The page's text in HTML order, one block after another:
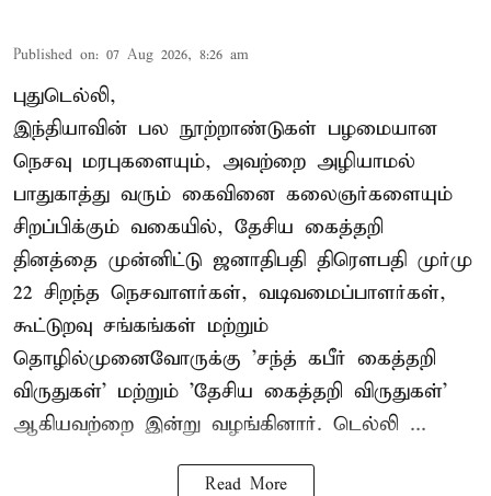
Published on: 07 Aug 2026, 8:26 am
புதுடெல்லி,
இந்தியாவின் பல நூற்றாண்டுகள் பழமையான
நெசவு மரபுகளையும், அவற்றை அழியாமல்
பாதுகாத்து வரும் கைவினை கலைஞர்களையும்
சிறப்பிக்கும் வகையில், தேசிய கைத்தறி
தினத்தை முன்னிட்டு ஜனாதிபதி திரௌபதி முர்மு
22 சிறந்த நெசவாளர்கள், வடிவமைப்பாளர்கள்,
கூட்டுறவு சங்கங்கள் மற்றும்
தொழில்முனைவோருக்கு 'சந்த் கபீர் கைத்தறி
விருதுகள்' மற்றும் 'தேசிய கைத்தறி விருதுகள்'
ஆகியவற்றை இன்று வழங்கினார். டெல்லி ...
Read More